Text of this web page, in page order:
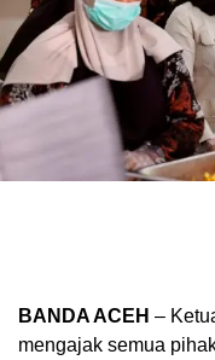
BANDA ACEH –
mengajak semua